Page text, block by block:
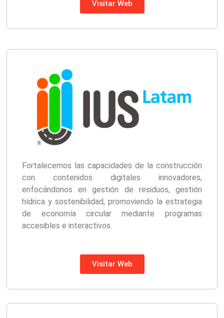
Visitar Web
Fortalecemos las capacidades de la construcción
con contenidos digitales innovadores,
enfocándonos en gestión de residuos, gestión
hídrica y sostenibilidad, promoviendo la estrategia
de economía circular mediante programas
accesibles e interactivos.
Visitar Web